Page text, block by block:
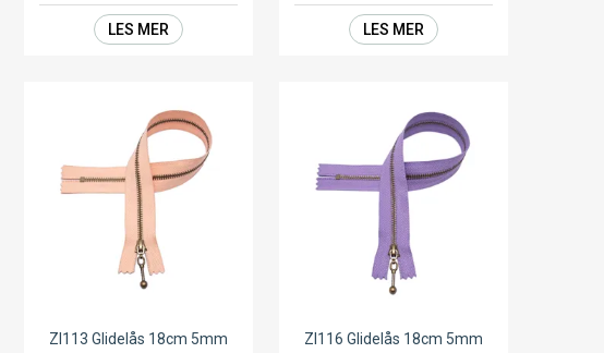
LES MER LES MER
ZI113 Glidelås 18cm 5mm
ZI116 Glidelås 18cm 5mm